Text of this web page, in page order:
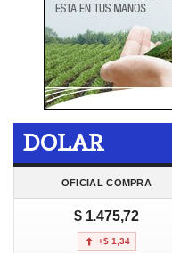
DOLAR
OFICIAL COMPRA
$ 1.475,72
+$ 1,34